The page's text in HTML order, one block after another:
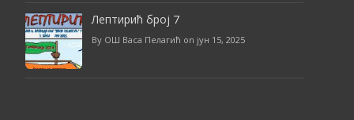
Лептирић број 7
By ОШ Васа Пелагић on јун 15, 2025